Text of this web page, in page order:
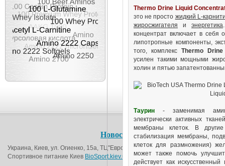
Thermo Drine Liquid
это не просто жидкий L-
жиросжигателя и энергетика
концентрат включает в
липотропные компоненты,
того, комплекс Thermo
усилен такими мощными
холин и пятью
Таурин - заменимая
электрически активных
мембраны клеток. В
стабилизация мембраны,
клеток для размножения)
может также помочь
действует как
Новости О магазине
Украина, Киев, ул. Огиенко, 15а, ТЦ"Европорт", 1-й этаж (возле метро
Спортивное питание Киев BioSport.kiev.ua © 2016